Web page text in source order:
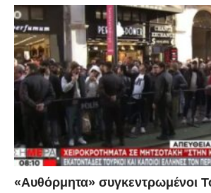
«Αυθόρμητα» συγκεντρωμένοι